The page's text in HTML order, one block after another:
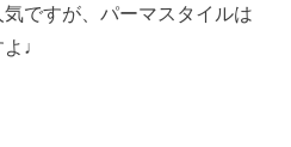
ですが、パーマスタイルは
♩